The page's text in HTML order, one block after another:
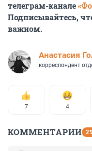
телеграм-канале
Подписывайтесь,
важном.
Анастасия
корреспондент
7 4
КОММЕНТАРИИ